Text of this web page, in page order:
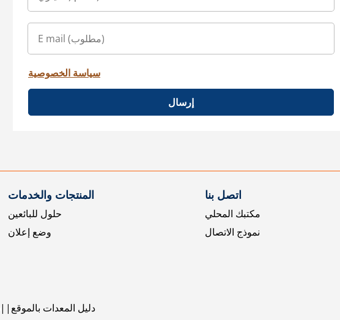
سياسة الخصوصية
إرسال
المنتجات والخدمات
حلول للبائعين
وضع إعلان
اتصل بنا
مكتبك المحلي
نموذج الاتصال
دليل المعدات بالموقع